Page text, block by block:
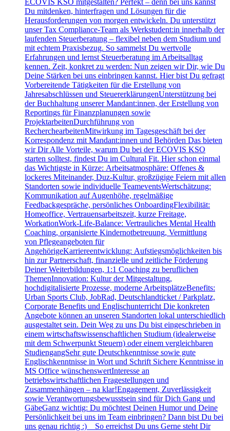
Du mitdenken, hinterfragen und Lösungen für die
Herausforderungen von morgen entwickeln. Du unterstützt
unser Tax Compliance-Team als Werkstudent:in innerhalb der
laufenden Steuerberatung – flexibel neben dem Studium und
mit echtem Praxisbezug. So sammelst Du wertvolle
Erfahrungen und lernst Steuerberatung im Arbeitsalltag
kennen. Zeit, konkret zu werden: Nun zeigen wir Dir, wie Du
Deine Stärken bei uns einbringen kannst. Hier bist Du gefragt
Vorbereitende Tätigkeiten für die Erstellung von
Jahresabschlüssen und SteuererklärungenUnterstützung bei
der Buchhaltung unserer Mandant:innen, der Erstellung von
Reportings für Finanzplanungen sowie
ProjektarbeitenDurchführung von
RecherchearbeitenMitwirkung im Tagesgeschäft bei der
Korrespondenz mit Mandant:innen und Behörden Das bieten
wir Dir Alle Vorteile, warum Du bei der ECOVIS KSO
starten solltest, findest Du im Cultural Fit. Hier schon einmal
das Wichtigste in Kürze: Arbeitsatmosphäre: Offenes &
lockeres Miteinander, Duz-Kultur, großzügige Feiern mit allen
Standorten sowie individuelle TeameventsWertschätzung:
Kommunikation auf Augenhöhe, regelmäßige
Feedbackgespräche, persönliches OnboardingFlexibilität:
Homeoffice, Vertrauensarbeitszeit, kurze Freitage,
WorkationWork-Life-Balance: Vertrauliches Mental Health
Coaching, organisierte Kindernotbetreuung, Vermittlung
von Pflegeangeboten für
AngehörigeKarriereentwicklung: Aufstiegsmöglichkeiten bis
hin zur Partnerschaft, finanzielle und zeitliche Förderung
Deiner Weiterbildungen, 1:1 Coaching zu beruflichen
ThemenInnovation: Kultur der Mitgestaltung,
hochdigitalisierte Prozesse, moderne ArbeitsplätzeBenefits:
Urban Sports Club, JobRad, Deutschlandticket / Parkplatz,
Corporate Benefits und Englischunterricht Die konkreten
Angebote können an unseren Standorten lokal unterschiedlich
ausgestaltet sein. Dein Weg zu uns Du bist eingeschrieben in
einem wirtschaftswissenschaftlichen Studium (idealerweise
mit dem Schwerpunkt Steuern) oder einem vergleichbaren
StudiengangSehr gute Deutschkenntnisse sowie gute
Englischkenntnisse in Wort und Schrift Sichere Kenntnisse in
MS Office wünschenswertInteresse an
betriebswirtschaftlichen Fragestellungen und
Zusammenhängen – na klar!Engagement, Zuverlässigkeit
sowie Verantwortungsbewusstsein sind für Dich Gang und
GäbeGanz wichtig: Du möchtest Deinen Humor und Deine
Persönlichkeit bei uns im Team einbringen? Dann bist Du bei
uns genau richtig :) So erreichst Du uns Gerne steht Dir